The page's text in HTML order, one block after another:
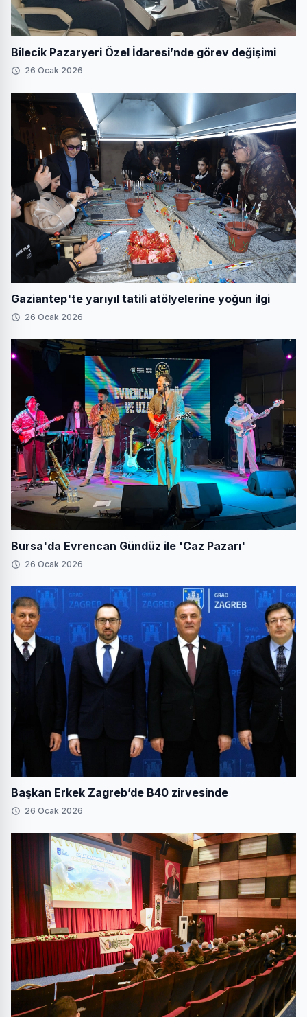
Bilecik Pazaryeri Özel İdaresi’nde görev değişimi
26 Ocak 2026
Gaziantep'te yarıyıl tatili atölyelerine yoğun ilgi
26 Ocak 2026
Bursa'da Evrencan Gündüz ile 'Caz Pazarı'
26 Ocak 2026
Başkan Erkek Zagreb’de B40 zirvesinde
26 Ocak 2026